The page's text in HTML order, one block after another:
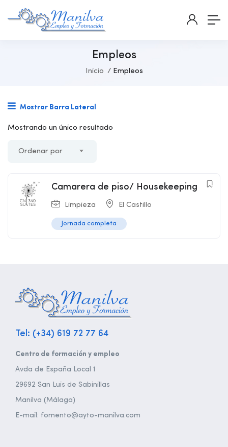
Empleos
Inicio Empleos
Mostrar Barra Lateral
Mostrando un único resultado
Ordenar por
Camarera de piso/ Housekeeping
Limpieza El Castillo
Jornada completa
Tel: (+34) 619 72 77 64
Centro de formación y empleo
Avda de España Local 1
29692 San Luis de Sabinillas
Manilva (Málaga)
E-mail: fomento@ayto-manilva.com